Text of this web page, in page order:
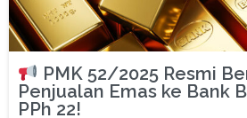
PMK 52/2025 Resmi
Penjualan Emas ke Bank
PPh 22!